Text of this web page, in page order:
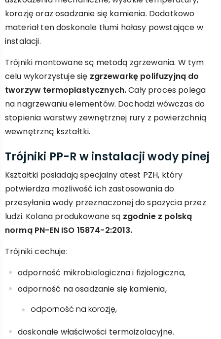
korozję oraz osadzanie się kamienia. Dodatkowo
materiał ten doskonale tłumi hałasy powstające w
instalacji.
Trójniki montowane są metodą zgrzewania. W tym
celu wykorzystuje się zgrzewarkę polifuzyjną do
tworzyw termoplastycznych.Cały proces polega
na nagrzewaniu elementów. Dochodzi wówczas do
stopienia warstwy zewnętrznej rury z powierzchnią
wewnętrzną kształtki.
Trójniki PP-R w instalacji wody pinej
Kształtki posiadają specjalny atest PZH, który
potwierdza możliwość ich zastosowania do
przesyłania wody przeznaczonej do spożycia przez
ludzi. Kolana produkowane są zgodnie z polską
normą PN-EN ISO 15874-2:2013.
Trójniki cechuje:
odporność mikrobiologiczna i fizjologiczna,
odporność na osadzanie się kamienia,
odporność na korozję,
doskonałe właściwości termoizolacyjne.